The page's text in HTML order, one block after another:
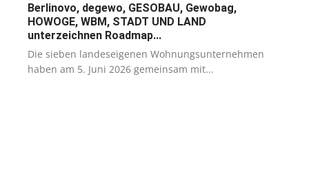
Berlinovo, degewo, GESOBAU, Gewobag,
HOWOGE, WBM, STADT UND LAND
unterzeichnen Roadmap...
Die sieben landeseigenen Wohnungsunternehmen
haben am 5. Juni 2026 gemeinsam mit...